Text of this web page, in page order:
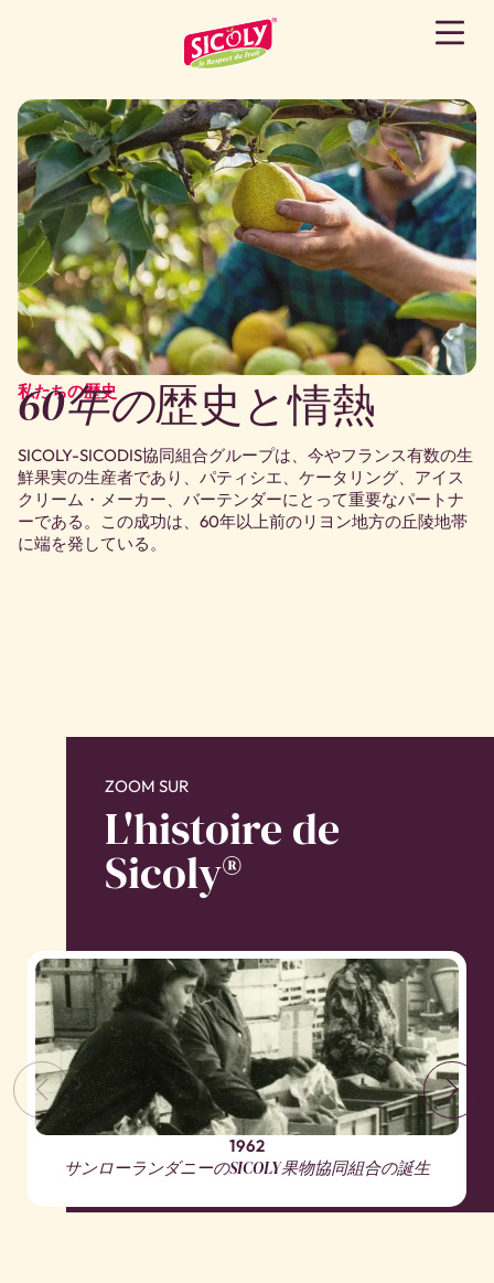
私たちの歴史
60年の歴史と情熱
SICOLY-SICODIS協同組合グループは、今やフランス有数の生
鮮果実の生産者であり、パティシエ、ケータリング、アイス
クリーム・メーカー、バーテンダーにとって重要なパートナ
ーである。この成功は、60年以上前のリヨン地方の丘陵地帯
に端を発している。
ZOOM SUR
L'histoire de
Sicoly®
1962
サンローランダニーのSICOLY果物協同組合の誕生